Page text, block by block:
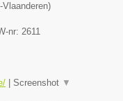
Vlaanderen)
nr: 2611
Screenshot ▼